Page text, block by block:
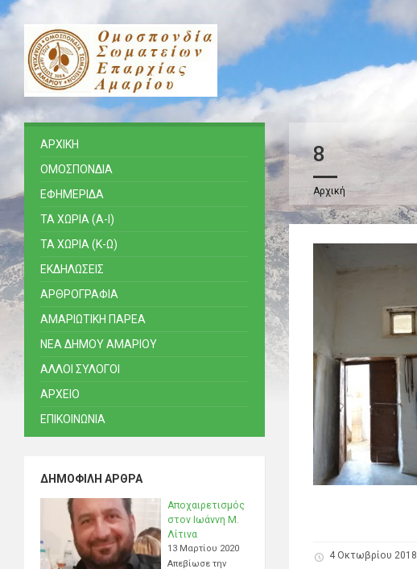
8
Αρχική
4 Οκτωβρίου 2018
ΑΡΧΙΚΗ
ΟΜΟΣΠΟΝΔΙΑ
ΕΦΗΜΕΡΙΔΑ
ΤΑ ΧΩΡΙΑ (Α-Ι)
ΤΑ ΧΩΡΙΑ (Κ-Ω)
ΕΚΔΗΛΩΣΕΙΣ
ΑΡΘΡΟΓΡΑΦΙΑ
ΑΜΑΡΙΩΤΙΚΗ ΠΑΡΕΑ
ΝΕΑ ΔΗΜΟΥ ΑΜΑΡΙΟΥ
ΑΛΛΟΙ ΣΥΛΟΓΟΙ
ΑΡΧΕΙΟ
ΕΠΙΚΟΙΝΩΝΙΑ
ΔΗΜΟΦΙΛΉ ΆΡΘΡΑ
Αποχαιρετισμός
στον Ιωάννη Μ.
Λίτινα
13 Μαρτίου 2020
Απεβίωσε την